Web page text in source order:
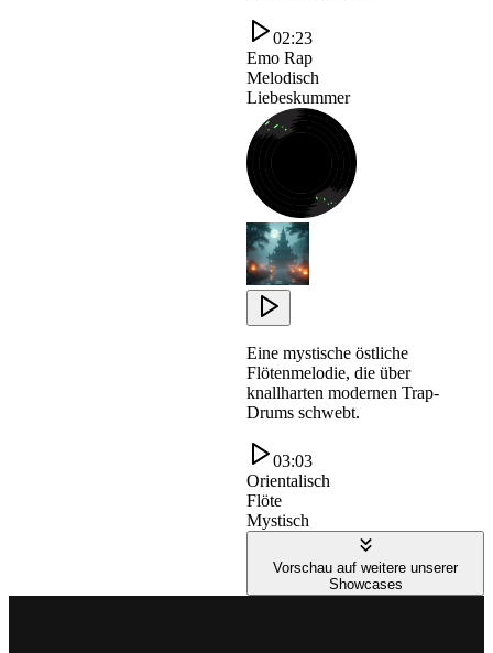
02:23
Emo Rap
Melodisch
Liebeskummer
Eine mystische östliche
Flötenmelodie, die über
knallharten modernen Trap-
Drums schwebt.
03:03
Orientalisch
Flöte
Mystisch
Vorschau auf weitere unserer
Showcases